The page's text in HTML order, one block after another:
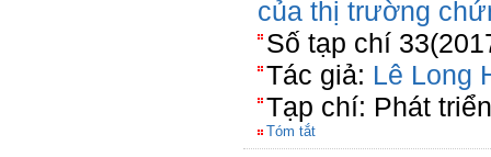
của thị trường
Số tạp chí
Tác giả: Lê Long
Tạp chí: Phát
Tóm tắt